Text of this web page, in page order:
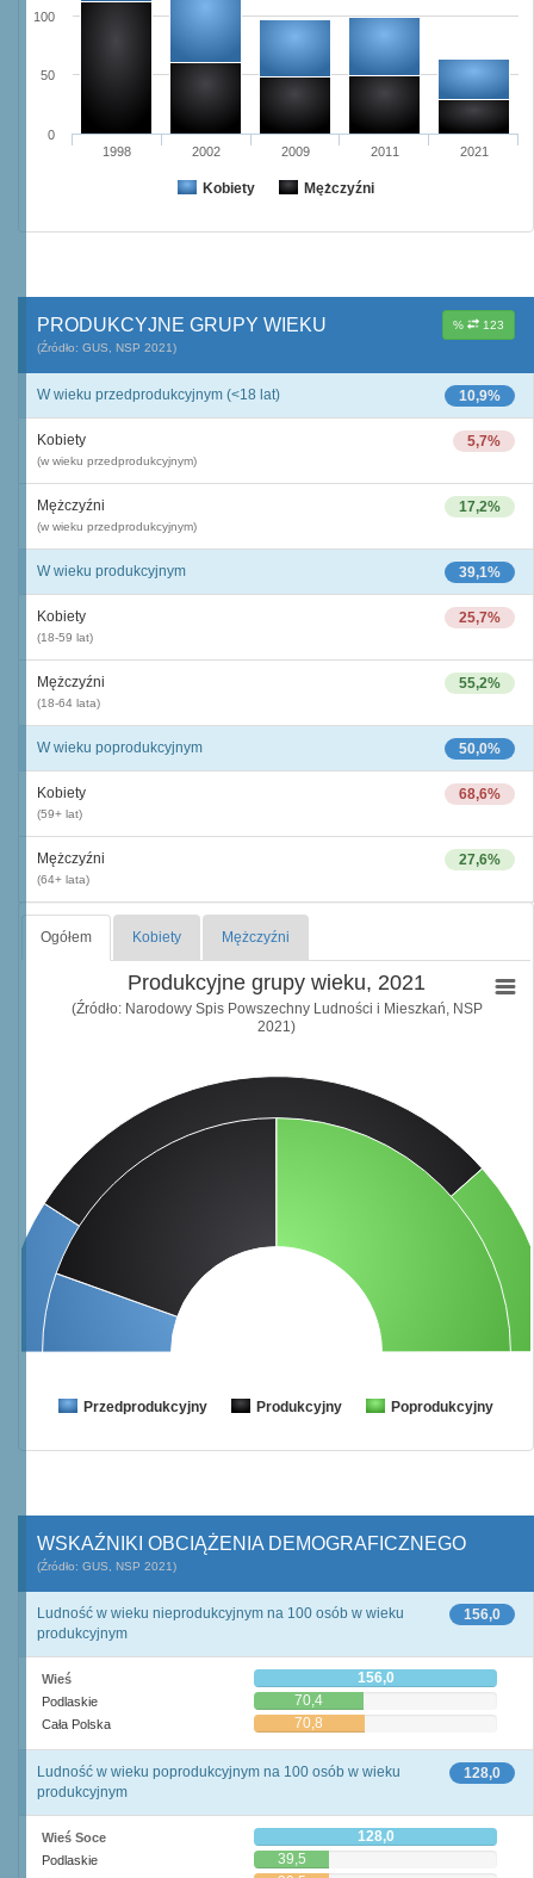
Kobiety Mężczyźni
1998 2002 2009 2011 2021
0
50
100
% 123
PRODUKCYJNE GRUPY WIEKU
(Źródło: GUS, NSP 2021)
10,9%
W wieku przedprodukcyjnym (<18 lat)
5,7%
Kobiety
(w wieku przedprodukcyjnym)
17,2%
Mężczyźni
(w wieku przedprodukcyjnym)
39,1%
W wieku produkcyjnym
25,7%
Kobiety
(18-59 lat)
55,2%
Mężczyźni
(18-64 lata)
50,0%
W wieku poprodukcyjnym
68,6%
Kobiety
(59+ lat)
27,6%
Mężczyźni
(64+ lata)
Ogółem Kobiety Mężczyźni
Produkcyjne grupy wieku, 2021
(Źródło: Narodowy Spis Powszechny Ludności i Mieszkań, NSP
2021)
Przedprodukcyjny Produkcyjny Poprodukcyjny
WSKAŹNIKI OBCIĄŻENIA DEMOGRAFICZNEGO
(Źródło: GUS, NSP 2021)
156,0
Ludność w wieku nieprodukcyjnym na 100 osób w wieku
produkcyjnym
Wieś 156,0
Podlaskie 70,4
Cała Polska 70,8
128,0
Ludność w wieku poprodukcyjnym na 100 osób w wieku
produkcyjnym
Wieś Soce 128,0
Podlaskie 39,5